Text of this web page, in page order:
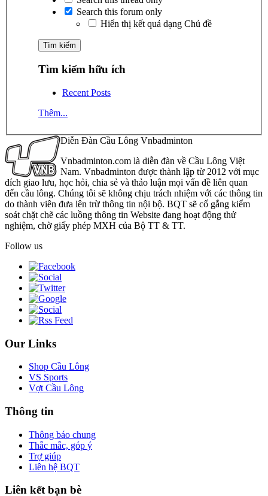
Search this forum only
Hiển thị kết quả dạng Chủ đề
Tìm kiếm hữu ích
Recent Posts
Thêm...
Diễn Đàn Cầu Lông Vnbadminton
Vnbadminton.com là diễn đàn về Cầu Lông Việt
Nam. Vnbadminton được thành lập từ 2012 với mục
đích giao lưu, học hỏi, chia sẻ và thảo luận mọi vấn đề liên quan
đến cầu lông. Chúng tôi sẽ không chịu trách nhiệm với các thông tin
do thành viên đưa lên trừ thông tin nội bộ. BQT sẽ cố gắng kiểm
soát chặt chẽ các luồng thông tin Website đang hoạt động thử
nghiệm, chờ giấy phép MXH của Bộ TT & TT.
Follow us
Our Links
Shop Cầu Lông
VS Sports
Vợt Cầu Lông
Thông tin
Thông báo chung
Thắc mắc, góp ý
Trợ giúp
Liên hệ BQT
Liên kết bạn bè